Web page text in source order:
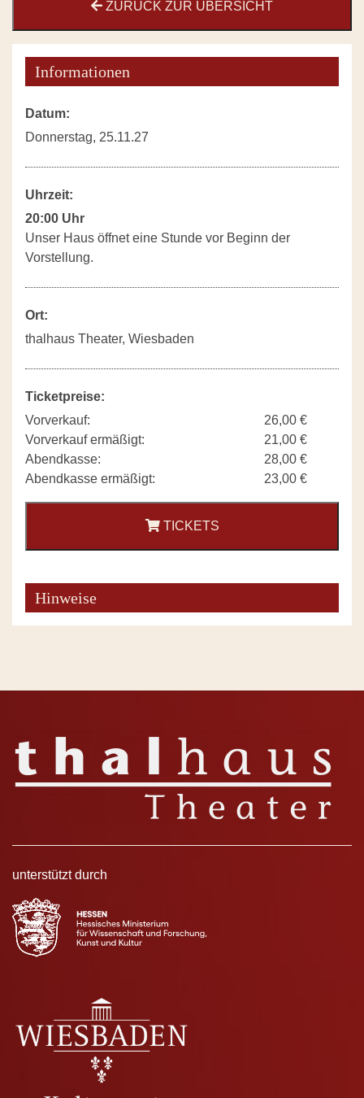
ZURÜCK ZUR ÜBERSICHT
Informationen
Datum:
Donnerstag, 25.11.27
Uhrzeit:
20:00 Uhr
Unser Haus öffnet eine Stunde vor Beginn der
Vorstellung.
Ort:
thalhaus Theater, Wiesbaden
Ticketpreise:
Vorverkauf:
26,00 €
Vorverkauf ermäßigt:
21,00 €
Abendkasse:
28,00 €
Abendkasse ermäßigt:
23,00 €
TICKETS
Hinweise
unterstützt durch